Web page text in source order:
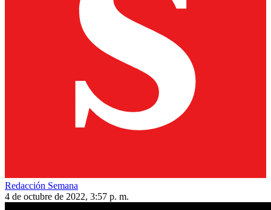
Redacción Semana
4 de octubre de 2022, 3:57 p. m.